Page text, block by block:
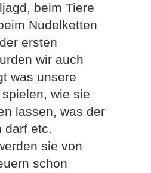
beim Tiere
Nudelketten
ersten
wir auch
was unsere
wie sie
lassen, was der
darf etc.
sie von
schon